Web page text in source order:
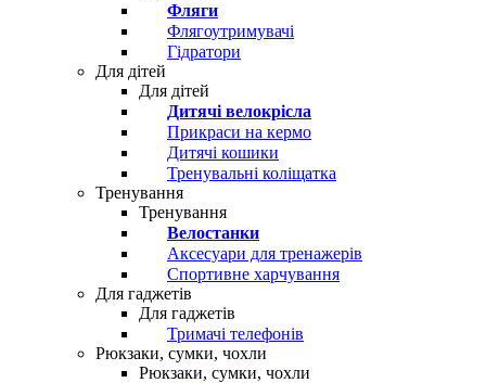
Фляги
Флягоутримувачі
Гідратори
Для дітей
Для дітей
Дитячі велокрісла
Прикраси на кермо
Дитячі кошики
Тренувальні коліщатка
Тренування
Тренування
Велостанки
Аксесуари для тренажерів
Спортивне харчування
Для гаджетів
Для гаджетів
Тримачі телефонів
Рюкзаки, сумки, чохли
Рюкзаки, сумки, чохли